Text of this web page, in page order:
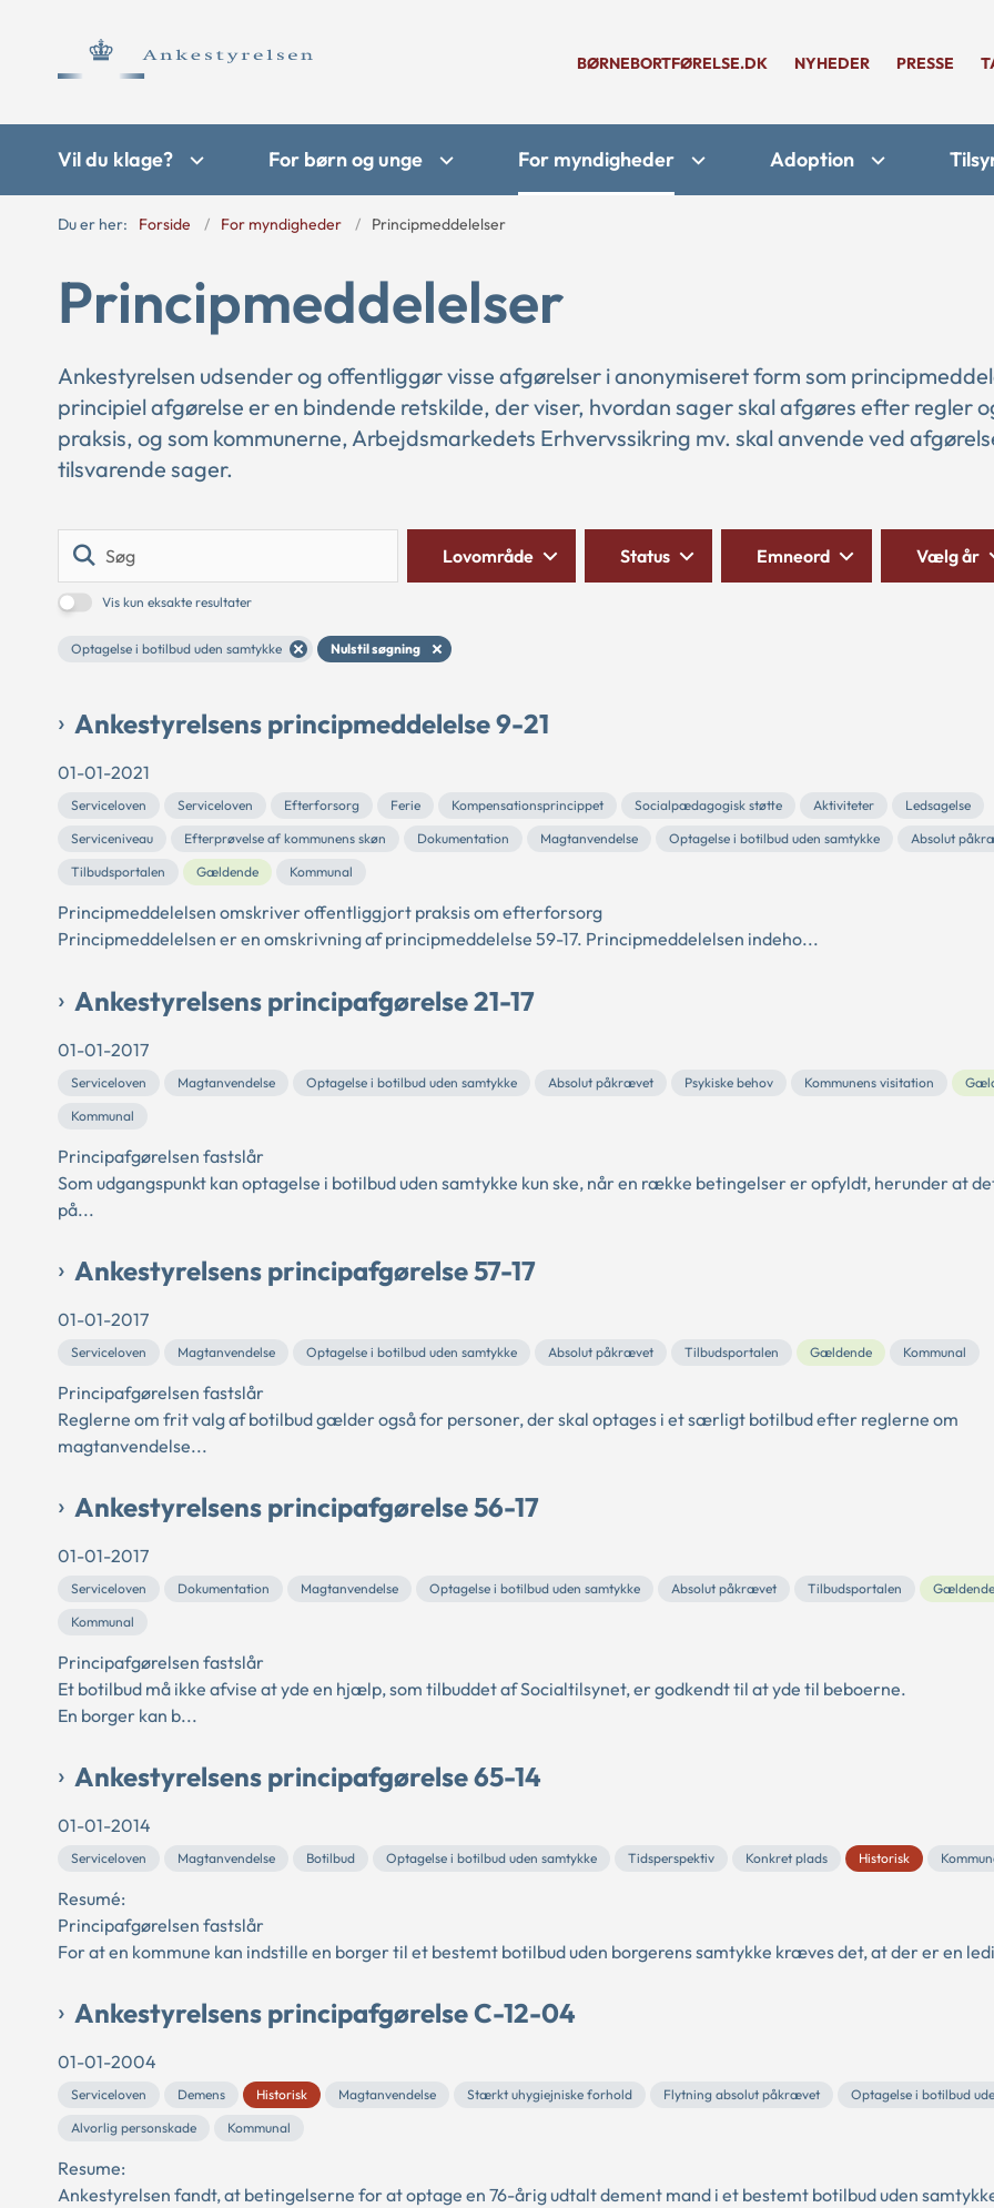
BØRNEBORTFØRELSE.DK NYHEDER PRESSE
Vil du klage? For børn og unge For myndigheder Adoption
Du er her: Forside For myndigheder Principmeddelelser
Principmeddelelser
Ankestyrelsen udsender og offentliggør visse afgørelser i anonymiseret form som
principiel afgørelse er en bindende retskilde, der viser, hvordan sager skal afgøres efter regler
praksis, og som kommunerne, Arbejdsmarkedets Erhvervssikring mv. skal anvende ved
tilsvarende sager.
Vis kun eksakte resultater
Lovområde Status Emneord Vælg år
Optagelse i botilbud uden samtykke Nulstil søgning
Ankestyrelsens principmeddelelse 9-21
01-01-2021
Serviceloven Serviceloven Efterforsorg Ferie Kompensationsprincippet Socialpædagogisk støtte Aktiviteter
Ledsagelse
Serviceniveau
Efterprøvelse af kommunens skøn Dokumentation Magtanvendelse Optagelse i botilbud uden samtykke
Absolut
Tilbudsportalen
Gældende Kommunal
Principmeddelelsen omskriver offentliggjort praksis om efterforsorg
Principmeddelelsen er en omskrivning af principmeddelelse 59-17. Principmeddelelsen indeho...
Ankestyrelsens principafgørelse 21-17
01-01-2017
Serviceloven Magtanvendelse Optagelse i botilbud uden samtykke Absolut påkrævet Psykiske behov Kommunens visitation
Kommunal
Principafgørelsen fastslår
Som udgangspunkt kan optagelse i botilbud uden samtykke kun ske, når en række betingelser er opfyldt, herunder at
på...
Ankestyrelsens principafgørelse 57-17
01-01-2017
Serviceloven Magtanvendelse Optagelse i botilbud uden samtykke Absolut påkrævet Tilbudsportalen Gældende Kommunal
Principafgørelsen fastslår
Reglerne om frit valg af botilbud gælder også for personer, der skal optages i et særligt botilbud efter reglerne om
magtanvendelse...
Ankestyrelsens principafgørelse 56-17
01-01-2017
Serviceloven Dokumentation Magtanvendelse Optagelse i botilbud uden samtykke Absolut påkrævet Tilbudsportalen
Gældende
Kommunal
Principafgørelsen fastslår
Et botilbud må ikke afvise at yde en hjælp, som tilbuddet af Socialtilsynet, er godkendt til at yde til beboerne.
En borger kan b...
Ankestyrelsens principafgørelse 65-14
01-01-2014
Serviceloven Magtanvendelse Botilbud Optagelse i botilbud uden samtykke Tidsperspektiv Konkret plads Historisk
Resumé:
Principafgørelsen fastslår
For at en kommune kan indstille en borger til et bestemt botilbud uden borgerens samtykke kræves det, at der er en
Ankestyrelsens principafgørelse C-12-04
01-01-2004
Serviceloven Demens Historisk Magtanvendelse Stærkt uhygiejniske forhold Flytning absolut påkrævet
Optagelse i botilbud
Alvorlig personskade
Kommunal
Resume:
Ankestyrelsen fandt, at betingelserne for at optage en 76-årig udtalt dement mand i et bestemt botilbud uden